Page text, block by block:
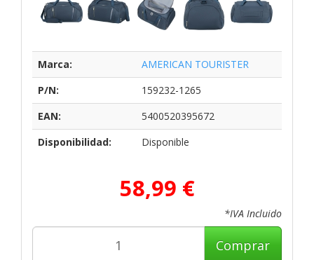
Marca:
AMERICAN TOURISTER
P/N:
159232-1265
EAN:
5400520395672
Disponibilidad:
Disponible
58,99 €
*IVA Incluido
Comprar